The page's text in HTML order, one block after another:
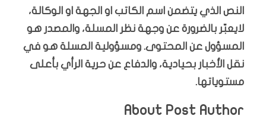
النص الذي يتضمن اسم الكاتب او الجهة او الوكالة،
لايعبّر بالضرورة عن وجهة نظر المسلة، والمصدر هو
المسؤول عن المحتوى. ومسؤولية المسلة هو في
نقل الأخبار بحيادية، والدفاع عن حرية الرأي بأعلى
مستوياتها.
About Post Author